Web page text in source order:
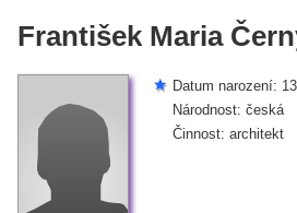
František Maria
Datum narození:
Národnost: česká
Činnost: architekt